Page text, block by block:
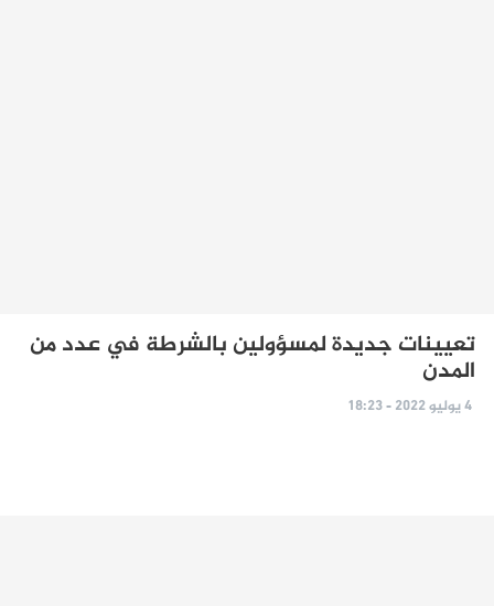
تعيينات جديدة لمسؤولين بالشرطة في عدد من
المدن
4 يوليو 2022 - 18:23